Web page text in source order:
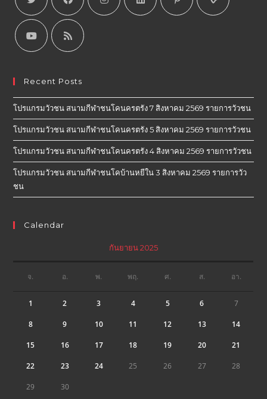
Recent Posts
โปรแกรมวัวชน สนามกีฬาชนโคนครตรัง 7 สิงหาคม 2569 รายการวัวชน
โปรแกรมวัวชน สนามกีฬาชนโคนครตรัง 5 สิงหาคม 2569 รายการวัวชน
โปรแกรมวัวชน สนามกีฬาชนโคนครตรัง 4 สิงหาคม 2569 รายการวัวชน
โปรแกรมวัวชน สนามกีฬาชนโคบ้านหยีใน 3 สิงหาคม 2569 รายการวัว
ชน
Calendar
กันยายน 2025
จ. อ. พ. พฤ. ศ. ส. อา.
1 2 3 4 5 6 7
8 9 10 11 12 13 14
15 16 17 18 19 20 21
22 23 24 25 26 27 28
29 30